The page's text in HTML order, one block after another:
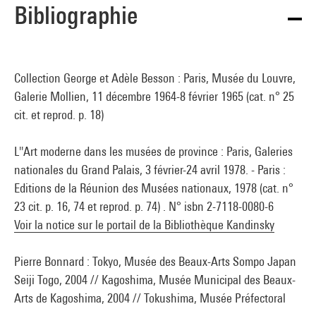
Bibliographie
Collection George et Adèle Besson : Paris, Musée du Louvre,
Galerie Mollien, 11 décembre 1964-8 février 1965 (cat. n° 25
cit. et reprod. p. 18)
L''Art moderne dans les musées de province : Paris, Galeries
nationales du Grand Palais, 3 février-24 avril 1978. - Paris :
Editions de la Réunion des Musées nationaux, 1978 (cat. n°
23 cit. p. 16, 74 et reprod. p. 74) . N° isbn 2-7118-0080-6
Voir la notice sur le portail de la Bibliothèque Kandinsky
Pierre Bonnard : Tokyo, Musée des Beaux-Arts Sompo Japan
Seiji Togo, 2004 // Kagoshima, Musée Municipal des Beaux-
Arts de Kagoshima, 2004 // Tokushima, Musée Préfectoral